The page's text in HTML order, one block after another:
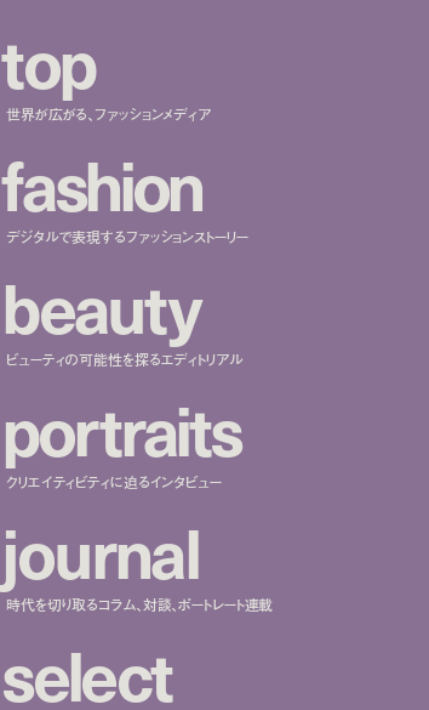
top
世界が広がる、ファッションメディア
fashion
デジタルで表現するファッションストーリー
beauty
ビューティの可能性を探るエディトリアル
portraits
クリエイティビティに迫るインタビュー
journal
時代を切り取るコラム、対談、ポートレート連載
select